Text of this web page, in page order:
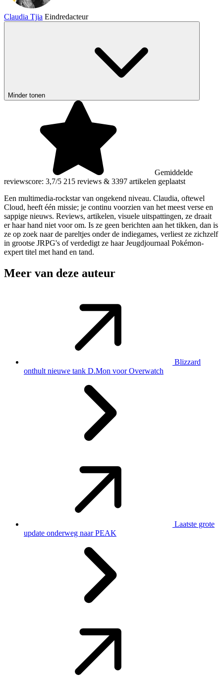
Claudia Tjia Eindredacteur
Minder tonen
Gemiddelde
reviewscore: 3,7/5 215 reviews & 3397 artikelen geplaatst
Een multimedia-rockstar van ongekend niveau. Claudia, oftewel
Cloud, heeft één missie; je continu voorzien van het meest verse en
sappige nieuws. Reviews, artikelen, visuele uitspattingen, ze draait
er haar hand niet voor om. Is ze geen berichten aan het tikken, dan is
ze op zoek naar de pareltjes onder de indiegames, verliest ze zichzelf
in grootse JRPG's of verdedigt ze haar Jeugdjournaal Pokémon-
expert titel met hand en tand.
Meer van deze auteur
Blizzard
onthult nieuwe tank D.Mon voor Overwatch
Laatste grote
update onderweg naar PEAK